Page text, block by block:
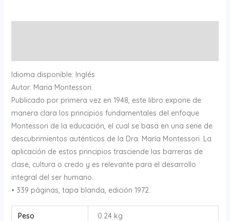
Idioma disponible: Inglés
Autor: Maria Montessori.
Publicado por primera vez en 1948, este libro expone de
manera clara los principios fundamentales del enfoque
Montessori de la educación, el cual se basa en una serie de
descubrimientos auténticos de la Dra. María Montessori. La
aplicación de estos principios trasciende las barreras de
clase, cultura o credo y es relevante para el desarrollo
integral del ser humano.
• 339 páginas, tapa blanda, edición 1972.
Peso 0.24 kg